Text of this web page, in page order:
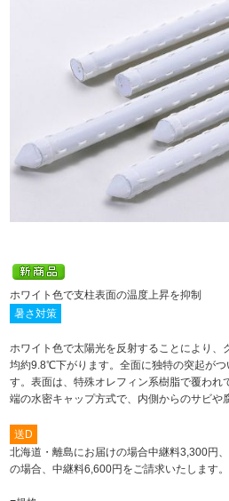
ホワイト色で支柱表面の温度上昇を抑制
暑さ対策
ホワイト色で太陽光を反射することにより、
均約9.8℃下がります。全面に独特の突起がつ
す。表面は、特殊オレフィン系樹脂で覆われ
端の水密キャップ方式で、内側からのサビや
送D
北海道・離島にお届けの場合中継料3,300円
の場合、中継料6,600円をご請求いたします。